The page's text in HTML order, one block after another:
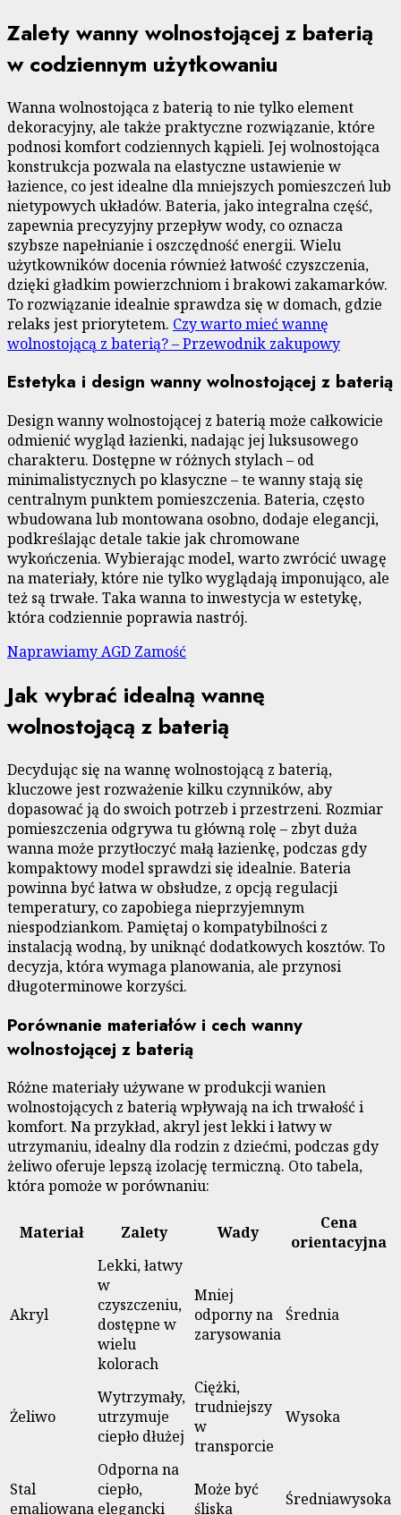
Zalety wanny wolnostojącej z baterią
w codziennym użytkowaniu
Wanna wolnostojąca z baterią to nie tylko element
dekoracyjny, ale także praktyczne rozwiązanie, które
podnosi komfort codziennych kąpieli. Jej wolnostojąca
konstrukcja pozwala na elastyczne ustawienie w
łazience, co jest idealne dla mniejszych pomieszczeń lub
nietypowych układów. Bateria, jako integralna część,
zapewnia precyzyjny przepływ wody, co oznacza
szybsze napełnianie i oszczędność energii. Wielu
użytkowników docenia również łatwość czyszczenia,
dzięki gładkim powierzchniom i brakowi zakamarków.
To rozwiązanie idealnie sprawdza się w domach, gdzie
relaks jest priorytetem. Czy warto mieć wannę
wolnostojącą z baterią? – Przewodnik zakupowy
Estetyka i design wanny wolnostojącej z baterią
Design wanny wolnostojącej z baterią może całkowicie
odmienić wygląd łazienki, nadając jej luksusowego
charakteru. Dostępne w różnych stylach – od
minimalistycznych po klasyczne – te wanny stają się
centralnym punktem pomieszczenia. Bateria, często
wbudowana lub montowana osobno, dodaje elegancji,
podkreślając detale takie jak chromowane
wykończenia. Wybierając model, warto zwrócić uwagę
na materiały, które nie tylko wyglądają imponująco, ale
też są trwałe. Taka wanna to inwestycja w estetykę,
która codziennie poprawia nastrój.
Naprawiamy AGD Zamość
Jak wybrać idealną wannę
wolnostojącą z baterią
Decydując się na wannę wolnostojącą z baterią,
kluczowe jest rozważenie kilku czynników, aby
dopasować ją do swoich potrzeb i przestrzeni. Rozmiar
pomieszczenia odgrywa tu główną rolę – zbyt duża
wanna może przytłoczyć małą łazienkę, podczas gdy
kompaktowy model sprawdzi się idealnie. Bateria
powinna być łatwa w obsłudze, z opcją regulacji
temperatury, co zapobiega nieprzyjemnym
niespodziankom. Pamiętaj o kompatybilności z
instalacją wodną, by uniknąć dodatkowych kosztów. To
decyzja, która wymaga planowania, ale przynosi
długoterminowe korzyści.
Porównanie materiałów i cech wanny
wolnostojącej z baterią
Różne materiały używane w produkcji wanien
wolnostojących z baterią wpływają na ich trwałość i
komfort. Na przykład, akryl jest lekki i łatwy w
utrzymaniu, idealny dla rodzin z dziećmi, podczas gdy
żeliwo oferuje lepszą izolację termiczną. Oto tabela,
która pomoże w porównaniu:
Materiał Zalety Wady
Cena
orientacyjna
Akryl
Lekki, łatwy
w
czyszczeniu,
dostępne w
wielu
kolorach
Mniej
odporny na
zarysowania
Średnia
Żeliwo
Wytrzymały,
utrzymuje
ciepło dłużej
Ciężki,
trudniejszy
w
transporcie
Wysoka
Stal
emaliowana
Odporna na
ciepło,
elegancki
Może być
śliska
Średniawysoka